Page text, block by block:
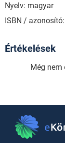
Nyelv: magyar
ISBN /
Értékelések
Még nem